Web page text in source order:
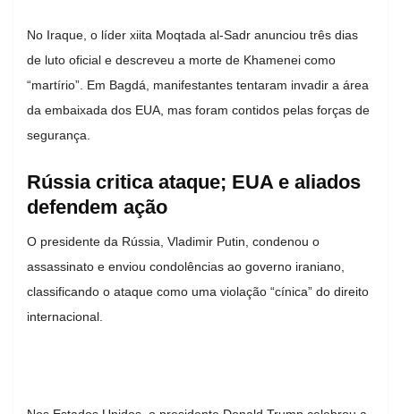
No Iraque , o líder xiita Moqtada al-Sadr anunciou três dias
de luto oficial e descreveu a morte de Khamenei como
“martírio”. Em Bagdá, manifestantes tentaram invadir a área
da embaixada dos EUA, mas foram contidos pelas forças de
segurança.
Rússia critica ataque; EUA e aliados
defendem ação
O presidente da Rússia Vladimir Putin , condenou o
assassinato e enviou condolências ao governo iraniano,
classificando o ataque como uma violação “cínica” do direito
internacional.